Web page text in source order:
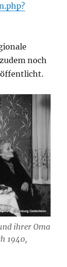
noch
ihrer Oma
1940,